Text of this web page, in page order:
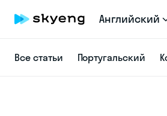
Английский
Все статьи Португальский